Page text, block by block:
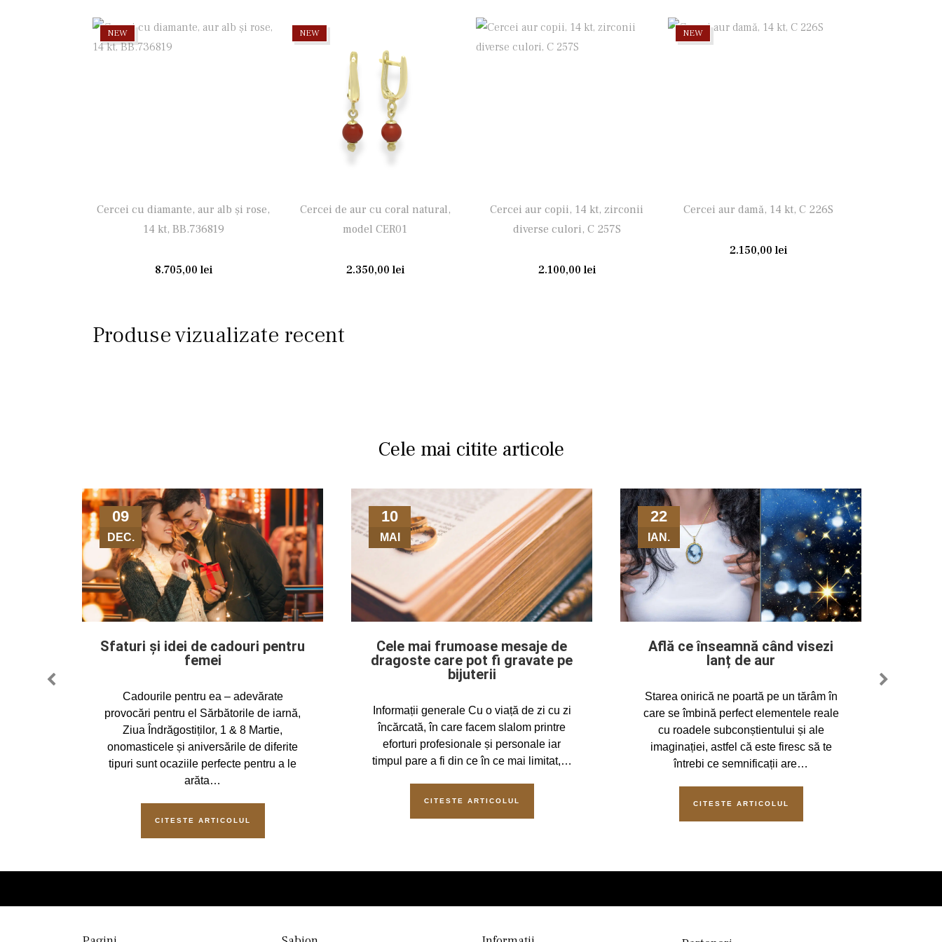
NEW
Cercei cu diamante, aur alb și rose,
14 kt, BB.736819
8.705,00 lei
NEW
Cercei de aur cu coral natural,
model CER01
2.350,00 lei
Cercei aur copii, 14 kt, zirconii
diverse culori, C 257S
2.100,00 lei
NEW
Cercei aur damă, 14 kt, C 226S
2.150,00lei
Produse vizualizate recent
Cele mai citite articole
09
DEC.
Sfaturi și idei de cadouri pentru
femei
Cadourile pentru ea – adevărate
provocări pentru el Sărbătorile de iarnă,
Ziua Îndrăgostiților, 1 & 8 Martie,
onomasticele și aniversările de diferite
tipuri sunt ocaziile perfecte pentru a le
arăta…
CITESTE ARTICOLUL
10
MAI
Cele mai frumoase mesaje de
dragoste care pot fi gravate pe
bijuterii
Informații generale Cu o viață de zi cu zi
încărcată, în care facem slalom printre
eforturi profesionale și personale iar
timpul pare a fi din ce în ce mai limitat,…
CITESTE ARTICOLUL
22
IAN.
Află ce înseamnă când visezi
lanț de aur
Starea onirică ne poartă pe un tărâm în
care se îmbină perfect elementele reale
cu roadele subconștientului și ale
imaginației, astfel că este firesc să te
întrebi ce semnificații are…
CITESTE ARTICOLUL